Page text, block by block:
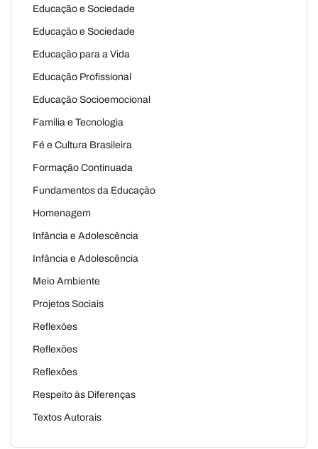
Educação e Sociedade
Educação e Sociedade
Educação para a Vida
Educação Profissional
Educação Socioemocional
Família e Tecnologia
Fé e Cultura Brasileira
Formação Continuada
Fundamentos da Educação
Homenagem
Infância e Adolescência
Infância e Adolescência
Meio Ambiente
Projetos Sociais
Reflexões
Reflexões
Reflexôes
Respeito às Diferenças
Textos Autorais